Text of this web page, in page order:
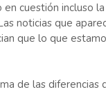
en cuestión incluso
noticias que
que lo que
de las